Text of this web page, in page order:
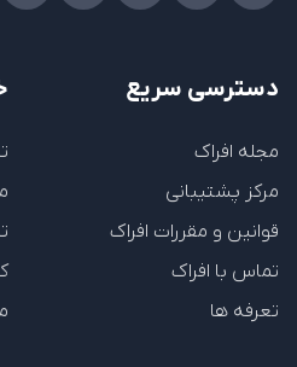
دسترسی سریع
مجله افراک
مرکز پشتیبانی
قوانین و مقررات افراک
تماس با افراک
تعرفه ها